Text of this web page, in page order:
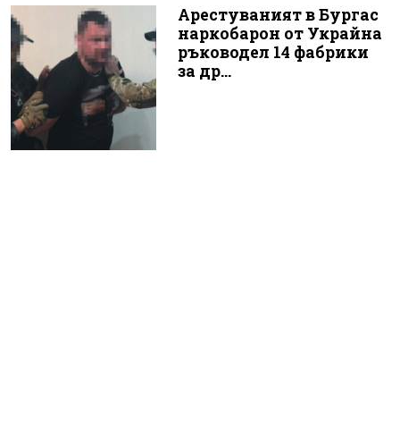
Арестуваният в Бургас
наркобарон от Украйна
ръководел 14 фабрики
за др...